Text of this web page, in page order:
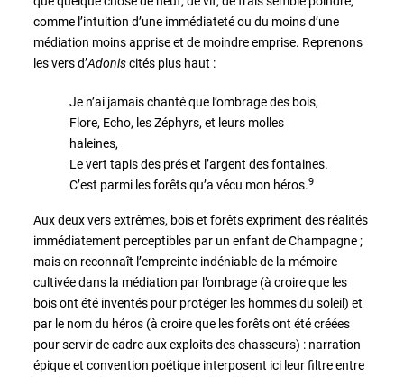
comme l’intuition d’une immédiateté ou du moins d’une
médiation moins apprise et de moindre emprise. Reprenons
les vers d’Adoniscités plus haut :
Je n’ai jamais chanté que l’ombrage des bois,
Flore, Echo, les Zéphyrs, et leurs molles
haleines,
Le vert tapis des prés et l’argent des fontaines.
C’est parmi les forêts qu’a vécu mon héros.9
Aux deux vers extrêmes, bois et forêts expriment des réalités
immédiatement perceptibles par un enfant de Champagne ;
mais on reconnaît l’empreinte indéniable de la mémoire
cultivée dans la médiation par l’ombrage (à croire que les
bois ont été inventés pour protéger les hommes du soleil) et
par le nom du héros (à croire que les forêts ont été créées
pour servir de cadre aux exploits des chasseurs) : narration
épique et convention poétique interposent ici leur filtre entre